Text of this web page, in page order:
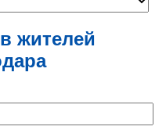
жителей